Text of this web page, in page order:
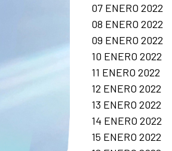
07 ENERO 2022
08 ENERO 2022
09 ENERO 2022
10 ENERO 2022
11 ENERO 2022
12 ENERO 2022
13 ENERO 2022
14 ENERO 2022
15 ENERO 2022